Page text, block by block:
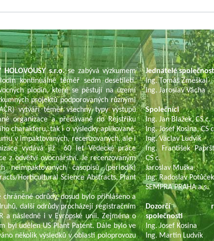
HOLOVOUSY s.r.o.se zabývá výzkumem
kontinuálně téměř sedm desetiletí.
plodin, které se pěstují na území
projektů podporovaných různými
vytváří téměř všechny typy výstupů
organizace a předávané do Rejstříku
charakteru, tak i o výsledky aplikované.
v impaktovaných, recenzovaných, ale i
vydává již 60 let Vědecké práce
z odvětví ovocnářství. Je recenzovaným
neimpaktovaných časopisů (periodik)
Horticultural Science Abstracts, Plant
odrůdy, dosud bylo přihlášeno a
další odrůdy procházejí registračním
a následně i v Evropské unii. Zejména o
byl udělen US Plant Patent. Dále bylo ve
několik výsledků v oblasti poloprovozu
Jednatelé
Ing. Tomáš Zmeškal
Ing. Jaroslav Vácha
Společníci
Ing. Jan Blažek, CS c.
Ing. Josef Kosina, CS
Ing. Václav Ludvík
Ing. František
CS c.
Jaroslav Muška
Ing. Radoslav Potůček
SEMPRA PRAHA a.s.
Dozorčí
společnosti
Ing. Josef Kosina
Ing. Martin Ludvík